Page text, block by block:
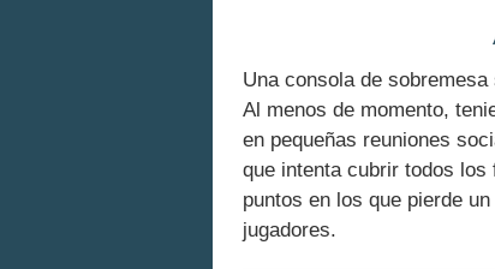
Una consola de
Al menos de momento,
en pequeñas reuniones
que intenta cubrir todos los
puntos en los que pierde
jugadores.